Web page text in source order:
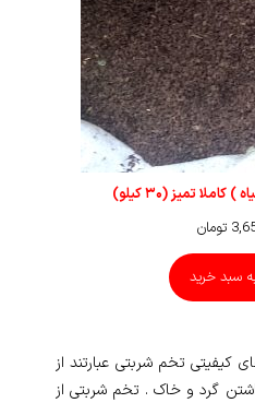
تمیز (۳۰ کیلو)
تومان
سبد خرید
کیفیتی تخم شربتی عبارتند از
گرد و خاک . تخم شربتی از